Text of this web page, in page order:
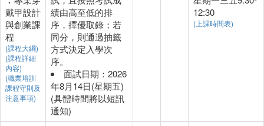
戴甲設計
與創業課
程
(課程大綱)
(課程詳細
內容)
(職業培訓
課程守則及
注意事項)
績由高至低的排
序，擇優取錄；若
同分，則通過抽籤
方式決定入學次
序。
面試日期：2026
年8月14日(星期五)
(具體時間將以短訊
通知)
12:30
(上課時間表)